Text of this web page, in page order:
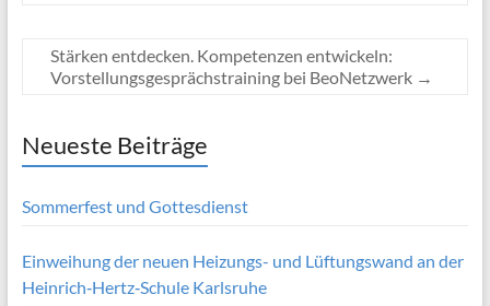
Stärken entdecken. Kompetenzen entwickeln:
Vorstellungsgesprächstraining bei BeoNetzwerk →
Neueste Beiträge
Sommerfest und Gottesdienst
Einweihung der neuen Heizungs- und Lüftungswand an der
Heinrich‑Hertz‑Schule Karlsruhe